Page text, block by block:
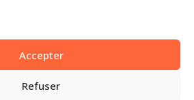
Accepter
Refuser